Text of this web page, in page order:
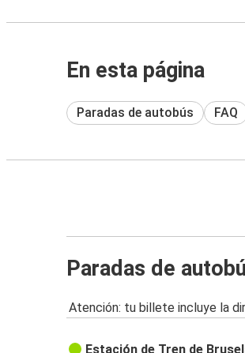
En esta página
Paradas de autobús FAQ
Paradas de
Atención: tu billete incluye la
Estación de Tren de